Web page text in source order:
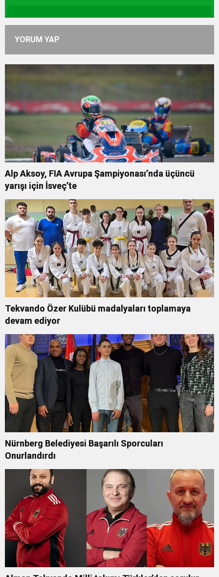
YORUM YAP
Alp Aksoy, FIA Avrupa Şampiyonası’nda üçüncü
yarışı için İsveç’te
Tekvando Özer Kulübü madalyaları toplamaya
devam ediyor
Nürnberg Belediyesi Başarılı Sporcuları
Onurlandırdı